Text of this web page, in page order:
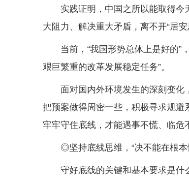
实践证明，中国之所以能取得
大阻力、解决重大矛盾，离不开“居
当前，“我国形势总体上是好的”
艰巨繁重的改革发展稳定任务”。
面对国内外环境发生的深刻变化
把预案做得周密一些，积极寻求规避
牢牢守住底线，才能遇事不慌、临危
◎坚持底线思维，“决不能在根
守好底线的关键和基本要求是